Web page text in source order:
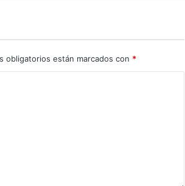
obligatorios están marcados con *